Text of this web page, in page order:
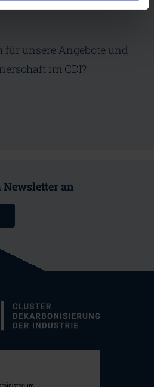
für unsere Angebote und
im CDI?
Newsletter an